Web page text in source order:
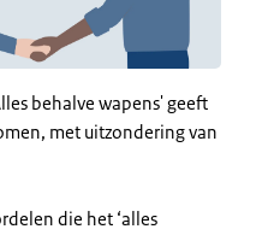
behalve wapens' geeft
met uitzondering van
die het ‘alles